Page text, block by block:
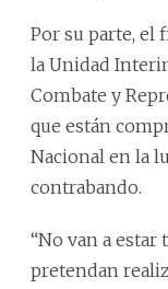
Por su parte, el
la Unidad
Combate y
que están
Nacional en la
contrabando.
“No van a estar
pretendan